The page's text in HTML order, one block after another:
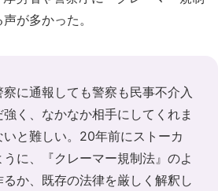
が多かった。
察に通報しても警察も民事不介入
く、なかなか相手にしてくれま
と難しい。20年前にストーカ
に、『クレーマー規制法』のよ
か、既存の法律を厳しく解釈し